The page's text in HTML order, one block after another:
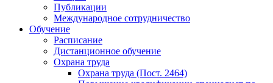
Публикации
Международное сотрудничество
Обучение
Расписание
Дистанционное обучение
Охрана труда
Охрана труда (Пост. 2464)